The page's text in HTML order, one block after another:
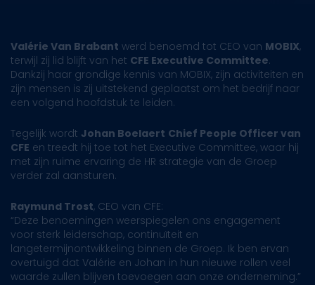
Valérie Van Brabant werd benoemd tot CEO van MOBIX,
terwijl zij lid blijft van het CFE Executive Committee.
Dankzij haar grondige kennis van MOBIX, zijn activiteiten en
zijn mensen is zij uitstekend geplaatst om het bedrijf naar
een volgend hoofdstuk te leiden.
Tegelijk wordt Johan Boelaert Chief People Officer van
CFE en treedt hij toe tot het Executive Committee, waar hij
met zijn ruime ervaring de HR strategie van de Groep
verder zal aansturen.
Raymund Trost, CEO van CFE:
“Deze benoemingen weerspiegelen ons engagement
voor sterk leiderschap, continuïteit en
langetermijnontwikkeling binnen de Groep. Ik ben ervan
overtuigd dat Valérie en Johan in hun nieuwe rollen veel
waarde zullen blijven toevoegen aan onze onderneming.”